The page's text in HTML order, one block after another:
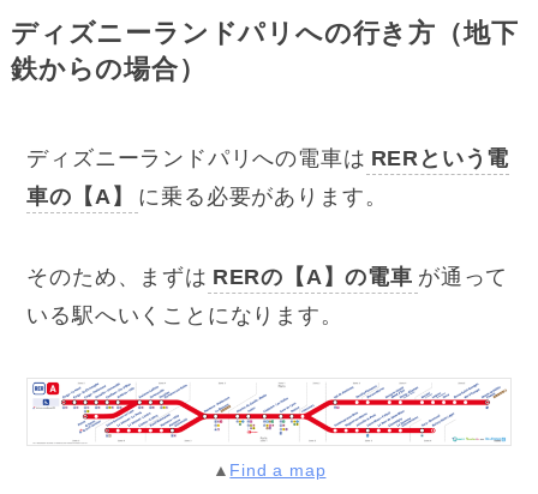
ディズニーランドパリへの行き方（地下
鉄からの場合）
ディズニーランドパリへの電車は RERという電
車の【A】
に乗る必要があります。
そのため、まずは RERの【A】の電車 が通って
いる駅へいくことになります。
▲ Find a map